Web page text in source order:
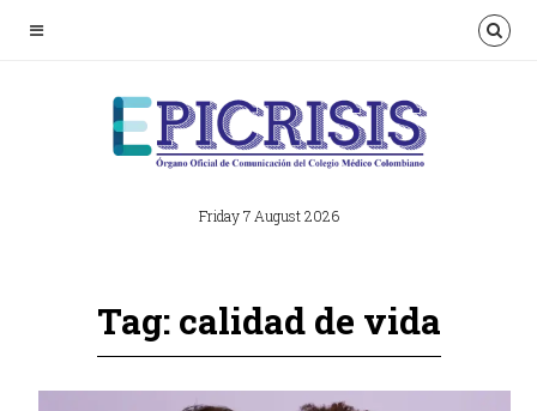
Friday 7 August 2026
Tag: calidad de vida